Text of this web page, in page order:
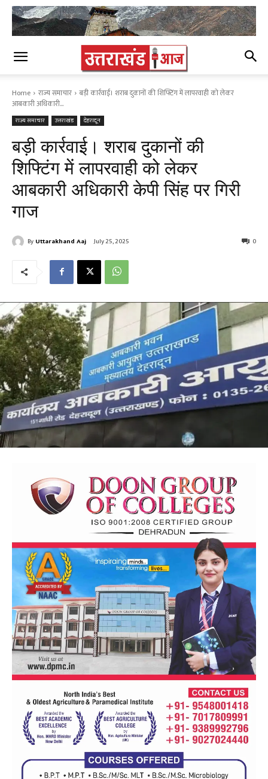
Home राज्य समाचार
बड़ी कार्रवाई। शराब दुकानों की शिफ्टिंग में लापरवाही को लेकर
आबकारी अधिकारी...
राज्य समाचार उत्तराखंड देहरादून
बड़ी कार्रवाई। शराब दुकानों की
शिफ्टिंग में लापरवाही को लेकर
आबकारी अधिकारी केपी सिंह पर गिरी
गाज
By Uttarakhand Aaj July 25, 2025 0